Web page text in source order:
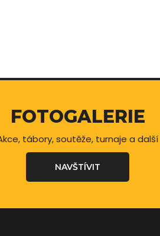
FOTOGALERIE
tábory, soutěže, turnaje a další
NAVŠTÍVIT